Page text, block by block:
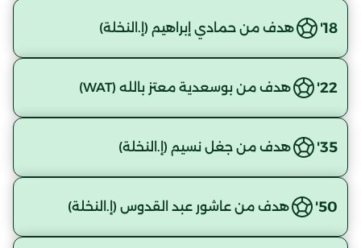
18' هدف من حمادي إبراهيم (إ.النخلة)
22' هدف من بوسعدية معتز بالله (WAT)
35' هدف من جغل نسيم (إ.النخلة)
50' هدف من عاشور عبد القدوس (إ.النخلة)